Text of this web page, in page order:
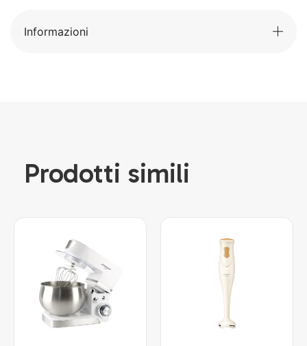
Informazioni
Prodotti simili